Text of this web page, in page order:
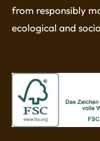
from responsibly
ecological and